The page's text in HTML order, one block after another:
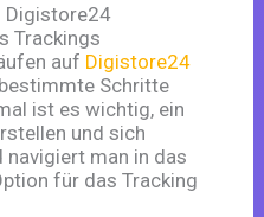
Digistore24
Trackings
auf Digistore24
Schritte
ist es wichtig, ein
und sich
navigiert man in das
für das Tracking